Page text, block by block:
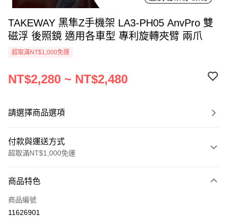
TAKEWAY 黑隼Z手機架 LA3-PH05 AnvPro 雙
磁浮 後照鏡 適用各車型 專利旋轉夾臂 兩爪
超取滿NT$1,000免運
NT$2,280 ~ NT$2,480
請選擇商品選項
付款與運送方式
超取滿NT$1,000免運
信用卡一次付款
超商取貨付款
商品特色
商品編號
11626901